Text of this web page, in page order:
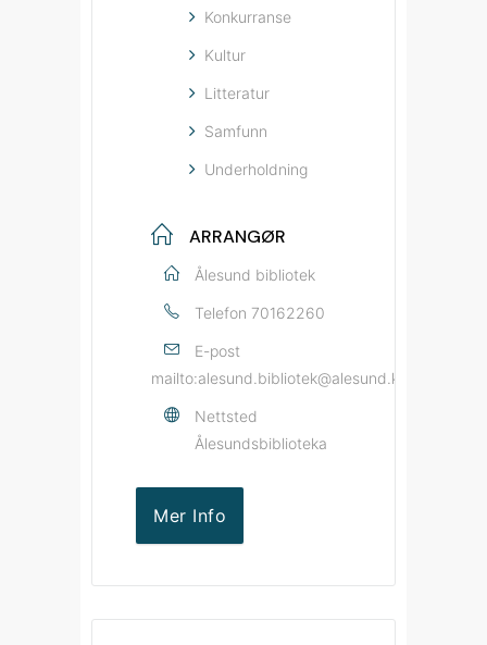
Konkurranse
Kultur
Litteratur
Samfunn
Underholdning
ARRANGØR
Ålesund bibliotek
Telefon 70162260
E-post
mailto:alesund.bibliotek@alesund.kommune.no
Nettsted
Ålesundsbiblioteka
Mer Info